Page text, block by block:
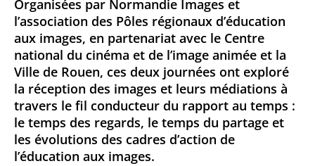
Organisées par Normandie Images et
l’association des Pôles régionaux d’éducation
aux images, en partenariat avec le Centre
national du cinéma et de l’image animée et la
Ville de Rouen, ces deux journées ont exploré
la réception des images et leurs médiations à
travers le fil conducteur du rapport au temps :
le temps des regards, le temps du partage et
les évolutions des cadres d’action de
l’éducation aux images.